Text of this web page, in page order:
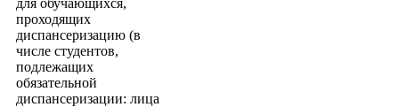
для обучающихся,
проходящих
диспансеризацию (в
числе студентов,
подлежащих
обязательной
диспансеризации: лица